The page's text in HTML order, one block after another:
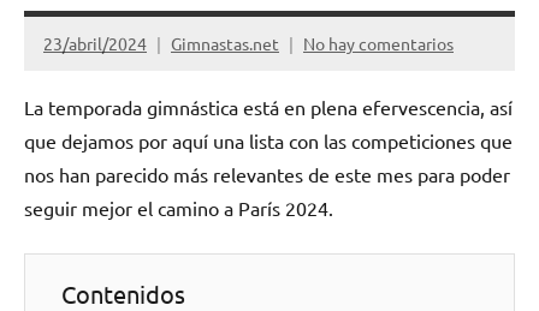
23/abril/2024 Gimnastas.net No hay comentarios
La temporada gimnástica está en plena efervescencia, así
que dejamos por aquí una lista con las competiciones que
nos han parecido más relevantes de este mes para poder
seguir mejor el camino a París 2024.
Contenidos